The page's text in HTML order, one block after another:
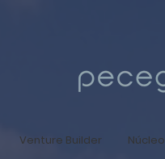
Venture Builder Núcleo